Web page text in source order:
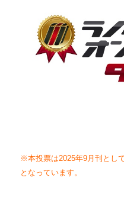
※本投票は2025年9月刊とし
となっています。